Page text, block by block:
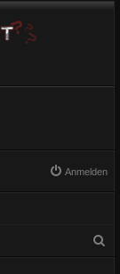
Anmelden